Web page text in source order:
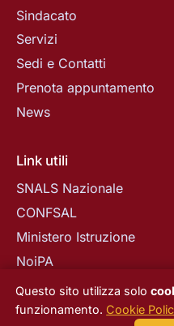
Sindacato
Servizi
Sedi e Contatti
Prenota appuntamento
News
Link utili
SNALS Nazionale
CONFSAL
Ministero Istruzione
NoiPA
© 2026 SNALS Confsal BARI
Questo sito utilizza solo
funzionamento. Cookie